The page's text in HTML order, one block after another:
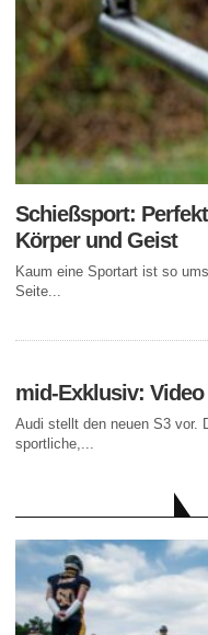
Schießsport:
Körper und Geist
Kaum eine Sportart ist so
Seite...
mid-Exklusiv:
Audi stellt den neuen S3 vor.
sportliche,...